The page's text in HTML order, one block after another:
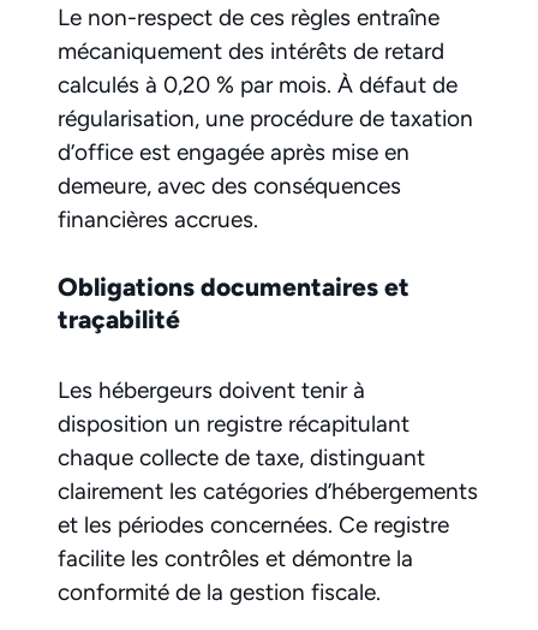
Le non-respect de ces règles entraîne
mécaniquement des intérêts de retard
calculés à 0,20 % par mois. À défaut de
régularisation, une procédure de taxation
d’office est engagée après mise en
demeure, avec des conséquences
financières accrues.
Obligations documentaires et
traçabilité
Les hébergeurs doivent tenir à
disposition un registre récapitulant
chaque collecte de taxe, distinguant
clairement les catégories d’hébergements
et les périodes concernées. Ce registre
facilite les contrôles et démontre la
conformité de la gestion fiscale.